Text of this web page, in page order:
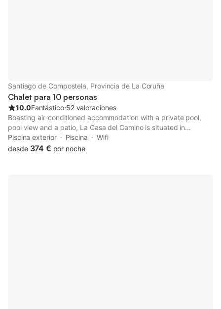
Santiago de Compostela, Provincia de La Coruña
Chalet para 10 personas
10.0Fantástico⋅52 valoraciones
Boasting air-conditioned accommodation with a private pool,
pool view and a patio, La Casa del Camino is situated in
Santiago de Compostela. Both free WiFi and parking on-site are
accessible at the villa free of charge.
Piscina exterior Piscina
Wifi
desde 374 € por noche